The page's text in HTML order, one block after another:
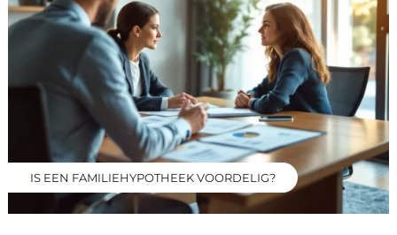
IS EEN FAMILIEHYPOTHEEK VOORDELIG?